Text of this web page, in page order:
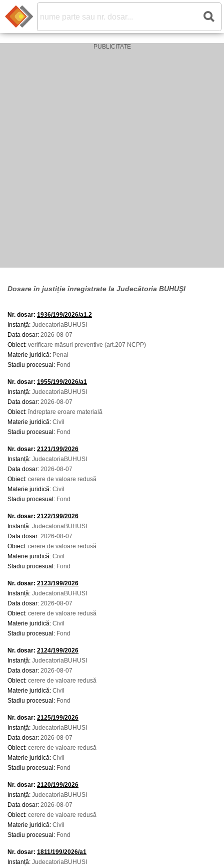
Dosare în justiție înregistrate la Judecătoria BUHUŞI
Nr. dosar: 1936/199/2026/a1.2
Instanță: JudecatoriaBUHUSI
Data dosar: 2026-08-07
Obiect: verificare măsuri preventive (art.207 NCPP)
Materie juridică: Penal
Stadiu procesual: Fond
Nr. dosar: 1955/199/2026/a1
Instanță: JudecatoriaBUHUSI
Data dosar: 2026-08-07
Obiect: îndreptare eroare materială
Materie juridică: Civil
Stadiu procesual: Fond
Nr. dosar: 2121/199/2026
Instanță: JudecatoriaBUHUSI
Data dosar: 2026-08-07
Obiect: cerere de valoare redusă
Materie juridică: Civil
Stadiu procesual: Fond
Nr. dosar: 2122/199/2026
Instanță: JudecatoriaBUHUSI
Data dosar: 2026-08-07
Obiect: cerere de valoare redusă
Materie juridică: Civil
Stadiu procesual: Fond
Nr. dosar: 2123/199/2026
Instanță: JudecatoriaBUHUSI
Data dosar: 2026-08-07
Obiect: cerere de valoare redusă
Materie juridică: Civil
Stadiu procesual: Fond
Nr. dosar: 2124/199/2026
Instanță: JudecatoriaBUHUSI
Data dosar: 2026-08-07
Obiect: cerere de valoare redusă
Materie juridică: Civil
Stadiu procesual: Fond
Nr. dosar: 2125/199/2026
Instanță: JudecatoriaBUHUSI
Data dosar: 2026-08-07
Obiect: cerere de valoare redusă
Materie juridică: Civil
Stadiu procesual: Fond
Nr. dosar: 2120/199/2026
Instanță: JudecatoriaBUHUSI
Data dosar: 2026-08-07
Obiect: cerere de valoare redusă
Materie juridică: Civil
Stadiu procesual: Fond
Nr. dosar: 1811/199/2026/a1
Instanță: JudecatoriaBUHUSI